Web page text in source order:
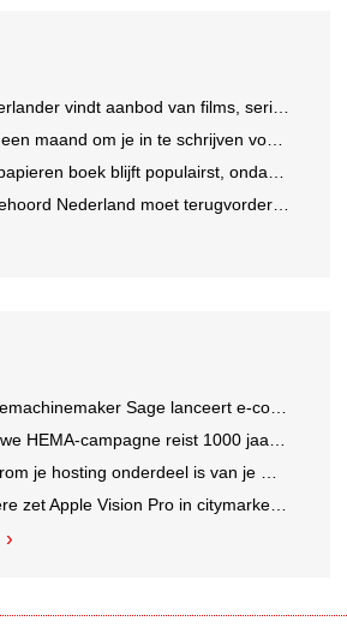
vindt aanbod van films, series en sport vaak versnipperd
maand om je in te schrijven voor de Mercurs 2026
boek blijft populairst, ondanks digitale alternatieven
moet terugvordering betalen aan Commissariaat voor de Media
Sage lanceert e-commerceplatform voor koffieliefhebbers
campagne reist 1000 jaar terug in de tijd naar 'Hemastein'
je hosting onderdeel is van je merkstrategie
zet Apple Vision Pro in citymarketing